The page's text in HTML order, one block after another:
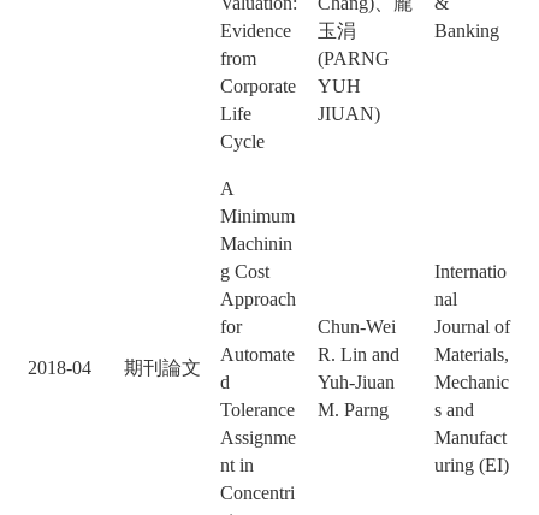
Evidence
from
Corporate
Life
Cycle
玉涓
(PARNG
YUH
JIUAN)
Banking
2018-04 期刊論文
A
Minimum
Machinin
g Cost
Approach
for
Automate
d
Tolerance
Assignme
nt in
Concentri
Chun-Wei
R. Lin and
Yuh-Jiuan
M. Parng
Internatio
nal
Journal of
Materials,
Mechanic
s and
Manufact
uring (EI)